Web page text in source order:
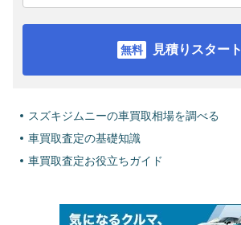
見積りスタート
スズキジムニーの車買取相場を調べる
車買取査定の基礎知識
車買取査定お役立ちガイド